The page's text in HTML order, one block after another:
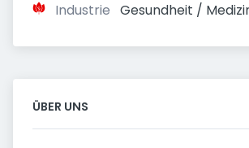
Industrie Gesundheit /
ÜBER UNS